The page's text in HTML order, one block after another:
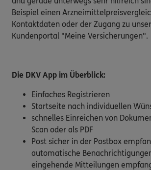
Beispiel einen
Kontaktdaten oder der Zugang zu
Kundenportal "Meine Versicherungen".
Die DKV App im Überblick:
Einfaches Registrieren
Startseite nach individuellen
schnelles Einreichen von
Scan oder als PDF
Post sicher in der Postbox
automatische
eingehende Mitteilungen